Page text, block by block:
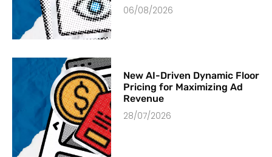
06/08/2026
New AI-Driven Dynamic Floor
Pricing for Maximizing Ad
Revenue
28/07/2026